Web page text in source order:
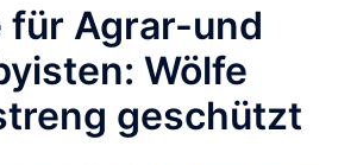
für Agrar-und
Wölfe
geschützt